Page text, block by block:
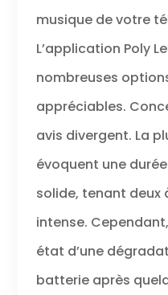
musique de votre
L’application Poly
nombreuses
appréciables.
avis divergent. La
évoquent une
solide, tenant deux
intense.
état d’une
batterie après